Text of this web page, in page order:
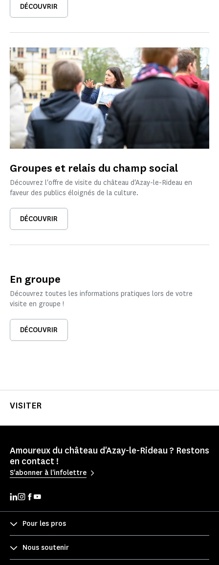
DÉCOUVRIR
Groupes et relais du champ social
Découvrez l'offre de visite du château d'Azay-le-Rideau en
faveur des publics éloignés de la culture.
DÉCOUVRIR
En groupe
Découvrez toutes les informations pratiques lors de votre
visite en groupe !
DÉCOUVRIR
VISITER
Amoureux du château d'Azay-le-Rideau ? Restons
en contact !
S'abonner à l'infolettre
Pour les pros
Nous soutenir